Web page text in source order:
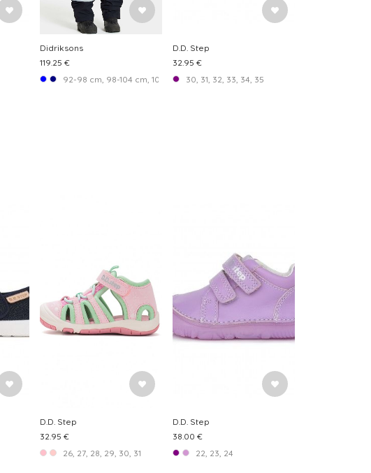
Didriksons
119.25 €
92-98 cm, 98-104 cm, 104-110 cm, 110-116 cm, 116-122 cm, 122-128 cm, 128-134
D.D. Step
32.95 €
30, 31, 32, 33, 34, 35
D.D. Step
32.95 €
26, 27, 28, 29, 30, 31
D.D. Step
38.00 €
22, 23, 24